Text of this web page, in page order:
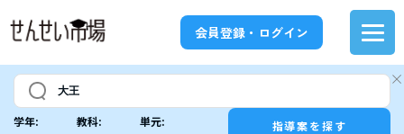
会員登録・ログイン
学年: 教科: 単元: 指導案を探す